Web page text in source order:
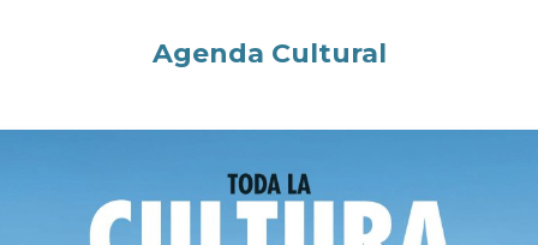
Agenda Cultural